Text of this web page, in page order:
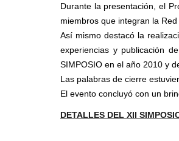
Durante la presentación, el
miembros que integran la
Así mismo destacó la
experiencias y publicación
SIMPOSIO en el año 2010 y
Las palabras de cierre
El evento concluyó con un
DETALLES DEL XII